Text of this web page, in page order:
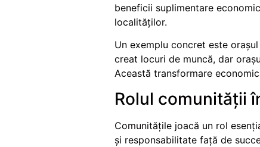
beneficii suplimentare
localităților.
Un exemplu concret este
creat locuri de muncă, dar
Această transformare
Rolul comunității
Comunitățile joacă un rol
și responsabilitate față de